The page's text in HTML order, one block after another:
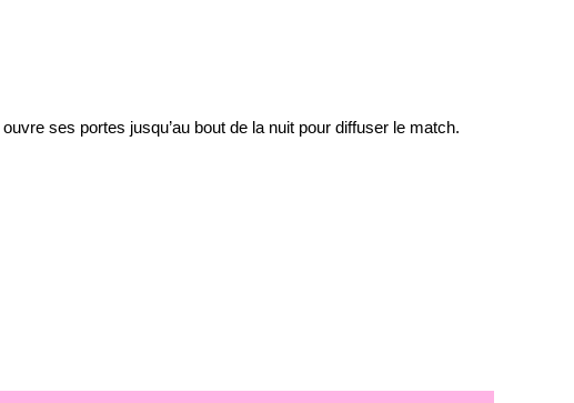
ouvre ses portes jusqu’au bout de la nuit pour diffuser le match.